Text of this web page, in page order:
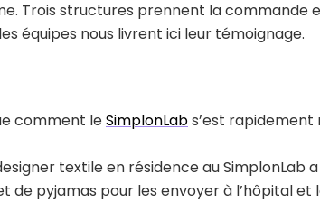
Trois structures prennent la commande
équipes nous livrent ici leur témoignage.
comment leSimplonLabs’est rapidement
textile en résidence au SimplonLab
de pyjamas pour les envoyer à l’hôpital et